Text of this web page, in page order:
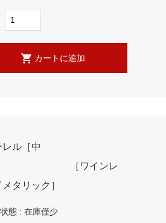
レル［中
］ ［ワインレ
メタリック］
態 : 在庫僅少